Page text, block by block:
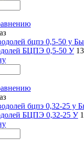
БЦПЭ 0,5-50 У
БЦПЭ 0,32-25 У